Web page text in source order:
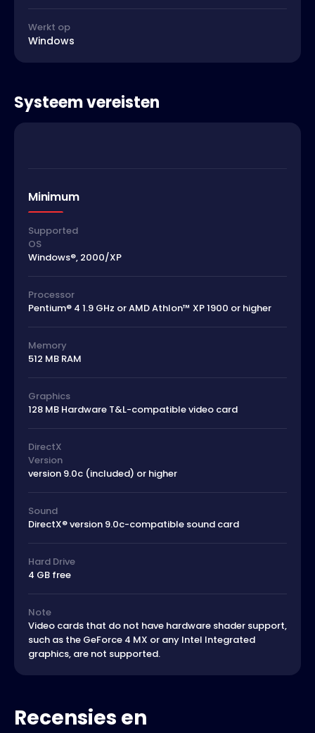
Werkt op
Windows
Systeem vereisten
Minimum
Supported
OS
Windows®, 2000/XP
Processor
Pentium® 4 1.9 GHz or AMD Athlon™ XP 1900 or higher
Memory
512 MB RAM
Graphics
128 MB Hardware T&L-compatible video card
DirectX
Version
version 9.0c (included) or higher
Sound
DirectX® version 9.0c-compatible sound card
Hard Drive
4 GB free
Note
Video cards that do not have hardware shader support,
such as the GeForce 4 MX or any Intel Integrated
graphics, are not supported.
Recensies en